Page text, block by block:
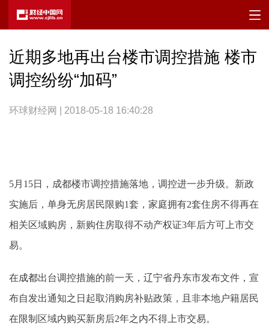
近期多地再出台楼市调控措施 楼市
调控纷纷“加码”
环球财经网 | 2018-05-18 16:40:28
5月15日，成都楼市调控措施落地，调控进一步升级。新政
实施后，单身无房居民限购1套，家庭拥有2套住房不得再在
相关区域购房，新购住房取得不动产权证3年后方可上市交
易。
在成都出台调控措施的前一天，辽宁省丹东市发布文件，宣
布自发出通知之日起取消购房补贴政策，且非本地户籍居民
在限制区域内购买新房后2年之内不得上市交易。